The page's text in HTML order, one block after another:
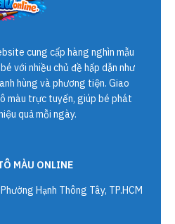
cung cấp hàng nghìn mẫu
với nhiều chủ đề hấp dẫn như
hùng và phương tiện. Giao
màu trực tuyến, giúp bé phát
quả mỗi ngày.
MÀU ONLINE
Hạnh Thông Tây, TP.HCM